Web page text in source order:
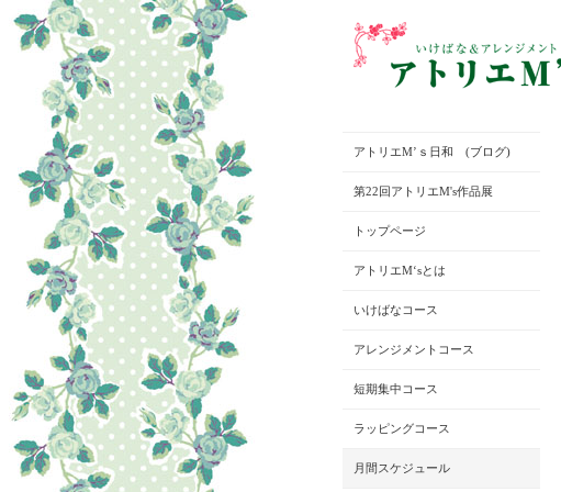
アトリエM’ｓ日和 (ブログ)
第22回アトリエM's作品展
トップページ
アトリエM‘sとは
いけばなコース
アレンジメントコース
短期集中コース
ラッピングコース
月間スケジュール